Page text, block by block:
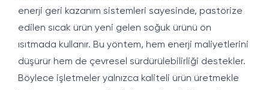
enerji geri kazanım sistemleri sayesinde, pastörize
edilen sıcak ürün yeni gelen soğuk ürünü ön
ısıtmada kullanır. Bu yöntem, hem enerji maliyetlerini
düşürür hem de çevresel sürdürülebilirliği destekler.
Böylece işletmeler yalnızca kaliteli ürün üretmekle